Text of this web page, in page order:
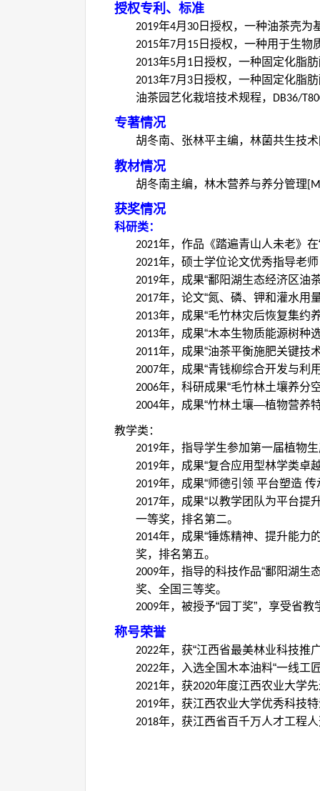
授权专利、标准
2019年4月 30 日授权，一种油茶壳为
2015年7月 15 日授权，一种用于生物
2013年5月 1 日授权，一种固定化脂
2013年7月 3 日授权，一种固定化脂
油茶园艺化栽培技术规程，
DB36/
专著情况
胡冬南、张林平主编，林菌共生技术
教材情况
胡冬南主编，林木营养与养分管理
获奖情况
科研类：
2021年，作品《踏遍青山人未老》在
2021年，硕士学位论文优秀指导老
2019年，成果“鄱阳湖生态经济区油
2017年，论文“氮、磷、钾和灌水用
2013年，成果“毛竹林灾后恢复集约
2013年，成果“木本生物质能源树种
2011年，成果“油茶平衡施肥关键技
2007年，成果“青钱柳综合开发与利
2006年，科研成果“毛竹林土壤养分
2004年，成果“竹林土壤—植物营养
教学类：
2019年，指导学生参加第一届植物
2019年，成果“复合应用型林学类卓
2019年，成果“师德引领 平台塑造
2017年，成果“以教学团队为平台提
一等奖，排名第二。
2014年，成果“锤炼精神、提升能力
奖，排名第五。
2009年，指导的科技作品“鄱阳湖生
奖、全国三等奖。
2009年，被授予“园丁奖”，享受省
称号荣誉
2022年，获“江西省最美林业科技推
2022年，入选全国木本油料“一线工
2021年，获2020年度江西农业大学
2019年，获江西农业大学优秀科技
2018年，获江西省百千万人才工程